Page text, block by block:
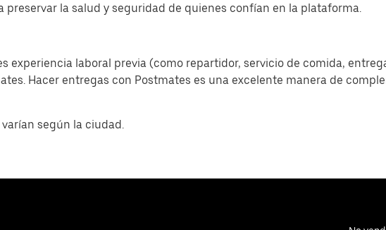
preservar la salud y seguridad de quienes confían en la plataforma.
experiencia laboral previa (como repartidor, servicio de comida,
Hacer entregas con Postmates es una excelente manera de
según la ciudad.